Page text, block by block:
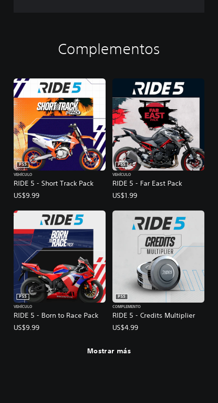
Complementos
RIDE 5 - Short Track Pack
PS5
VEHÍCULO
US$9.99
RIDE 5 - Far East Pack
PS5
VEHÍCULO
US$1.99
RIDE 5 - Born to Race Pack
PS5
VEHÍCULO
US$9.99
RIDE 5 - Credits Multiplier
PS5
COMPLEMENTO
US$4.99
Mostrar más